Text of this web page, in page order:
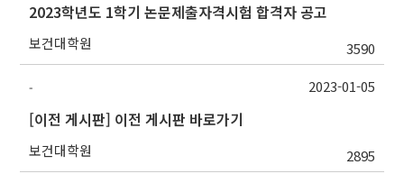
2023학년도 1학기 논문제출자격시험 합격자 공고
보건대학원 3590
-
[이전 게시판] 이전 게시판 바로가기
보건대학원 2895
2023-01-05